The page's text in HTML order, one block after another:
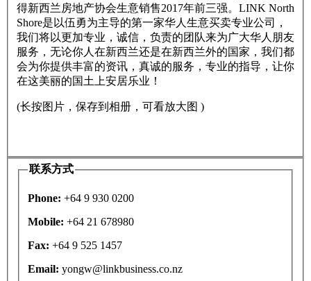
得新西兰房地产协会生意销售2017年前三强。LINK North
Shore是以伍勇为主导的第一家华人生意买卖专业公司，
我们将以更加专业，诚信，负责的团队来为广大华人朋友
服务，无论你人在新西兰还是在新西兰外的国家，我们都
会为你提供丰富的资讯，真诚的服务，专业的指导，让你
在这美丽的国土上安居乐业！
(长按图片，保存到相册，可看放大图 )
联系方式
Phone: +64 9 930 0200
Mobile: +64 21 678980
Fax: +64 9 525 1457
Email: yongw@linkbusiness.co.nz